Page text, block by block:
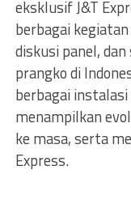
eksklusif J&T
berbagai
diskusi panel,
prangko di
berbagai
menampilkan
ke masa, serta
Express.